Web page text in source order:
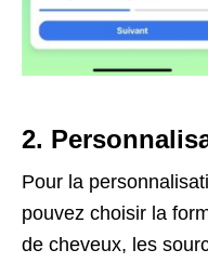
2.
Pour la
pouvez choisir la
de cheveux, les